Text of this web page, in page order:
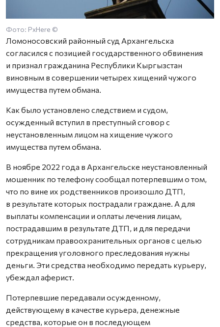
Фото: PxHere ©
Ломоносовский районный суд Архангельска
согласился с позицией государственного обвинения
и признал гражданина Республики Кыргызстан
виновным в совершении четырех хищений чужого
имущества путем обмана.
Как было установлено следствием и судом,
осужденный вступил в преступный сговор с
неустановленным лицом на хищение чужого
имущества путем обмана.
В ноябре 2022 года в Архангельске неустановленный
мошенник по телефону сообщал потерпевшим о том,
что по вине их родственников произошло ДТП,
в результате которых пострадали граждане. А для
выплаты компенсации и оплаты лечения лицам,
пострадавшим в результате ДТП, и для передачи
сотрудникам правоохранительных органов с целью
прекращения уголовного преследования нужны
деньги. Эти средства необходимо передать курьеру,
убеждал аферист.
Потерпевшие передавали осужденному,
действующему в качестве курьера, денежные
средства, которые он в последующем